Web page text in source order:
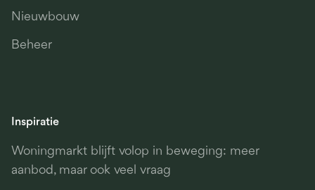
Nieuwbouw
Beheer
Inspiratie
Woningmarkt blijft volop in beweging: meer
aanbod, maar ook veel vraag